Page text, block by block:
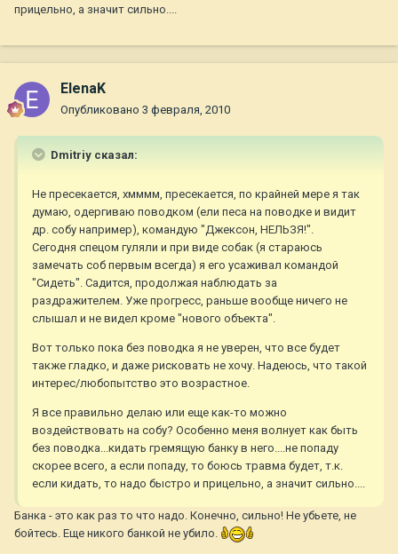
прицельно, а значит сильно....
ElenaK
Опубликовано 3 февраля, 2010
Dmitriy сказал:
Не пресекается, хмммм, пресекается, по крайней мере я так
думаю, одергиваю поводком (ели песа на поводке и видит
др. собу например), командую "Джексон, НЕЛЬЗЯ!".
Сегодня спецом гуляли и при виде собак (я стараюсь
замечать соб первым всегда) я его усаживал командой
"Сидеть". Садится, продолжая наблюдать за
раздражителем. Уже прогресс, раньше вообще ничего не
слышал и не видел кроме "нового объекта".
Вот только пока без поводка я не уверен, что все будет
также гладко, и даже рисковать не хочу. Надеюсь, что такой
интерес/любопытство это возрастное.
Я все правильно делаю или еще как-то можно
воздействовать на собу? Особенно меня волнует как быть
без поводка...кидать гремящую банку в него....не попаду
скорее всего, а если попаду, то боюсь травма будет, т.к.
если кидать, то надо быстро и прицельно, а значит сильно....
Банка - это как раз то что надо. Конечно, сильно! Не убьете, не
бойтесь. Еще никого банкой не убило.